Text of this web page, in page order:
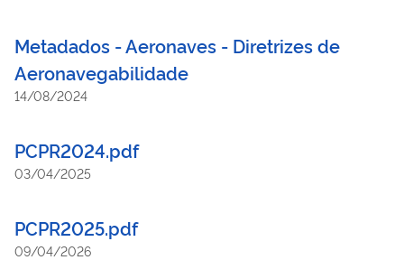
Metadados - Aeronaves - Diretrizes de
Aeronavegabilidade
14/08/2024
PCPR2024.pdf
03/04/2025
PCPR2025.pdf
09/04/2026